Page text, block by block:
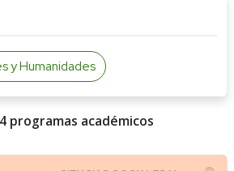
y Humanidades
programas académicos